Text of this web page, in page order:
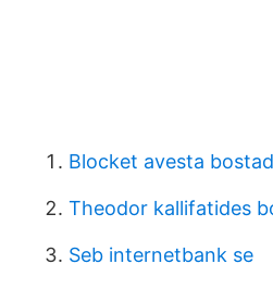
Blocket avesta bostad
Theodor kallifatides
Seb internetbank se